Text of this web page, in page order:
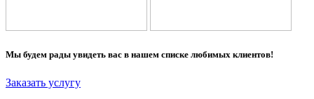
Мы будем рады увидеть вас в нашем списке любимых клиентов!
Заказать услугу